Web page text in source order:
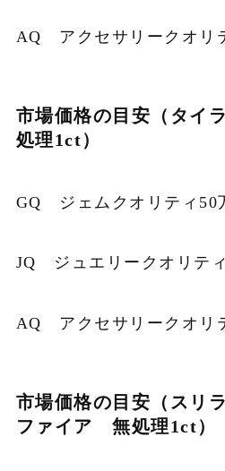
AQ アクセサリークオリ
市場価格の目安（タイ
処理1ct）
GQ ジェムクオリティ50
JQ ジュエリークオリテ
AQ アクセサリークオリ
市場価格の目安（スリ
ファイア 無処理1ct）